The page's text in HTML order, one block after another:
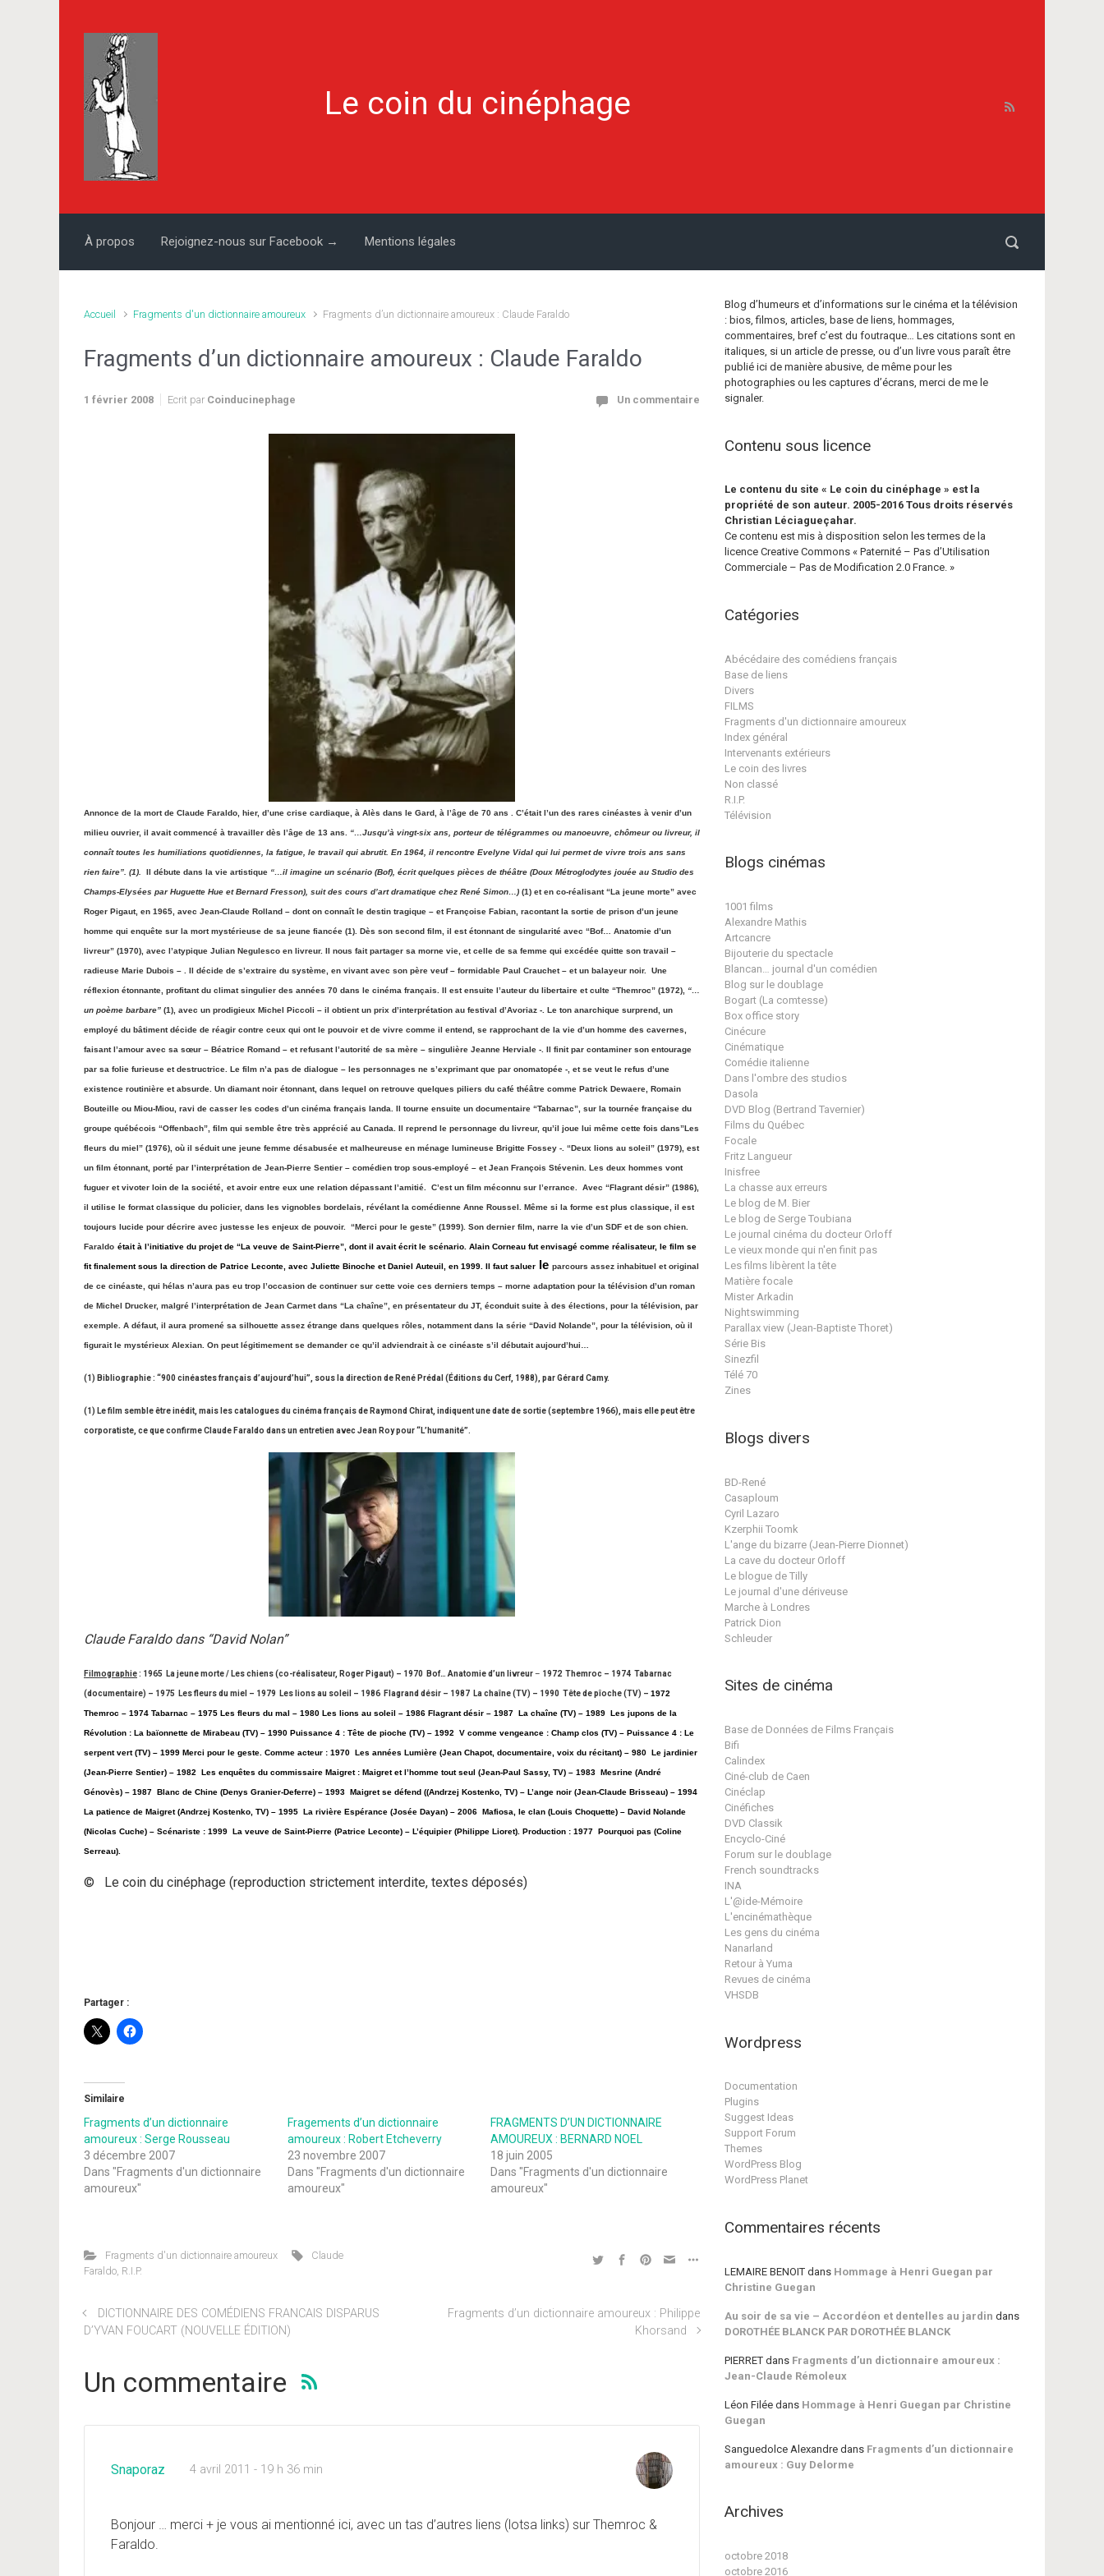
Le coin du cinéphage
À propos Rejoignez-nous sur Facebook → Mentions légales
Accueil Fragments d'un dictionnaire amoureux Fragments d’un dictionnaire amoureux : Claude Faraldo
Fragments d’un dictionnaire amoureux : Claude Faraldo
1 février 2008 Ecrit par Coinducinephage Un commentaire
Annonce de la mort de Claude Faraldo, hier, d’une crise cardiaque, à Alès dans le Gard, à l’âge de 70 ans . C’était l’un des rares cinéastes à venir d’un
milieu ouvrier, il avait commencé à travailler dès l’âge de 13 ans. “…Jusqu’à vingt-six ans, porteur de télégrammes ou manoeuvre, chômeur ou livreur, il
connaît toutes les humiliations quotidiennes, la fatigue, le travail qui abrutit. En 1964, il rencontre Evelyne Vidal qui lui permet de vivre trois ans sans
rien faire”. (1). Il débute dans la vie artistique “…il imagine un scénario (Bof), écrit quelques pièces de théâtre (Doux Métroglodytes jouée au Studio des
Champs-Elysées par Huguette Hue et Bernard Fresson), suit des cours d’art dramatique chez René Simon…) (1) et en co-réalisant “La jeune morte” avec
Roger Pigaut, en 1965, avec Jean-Claude Rolland – dont on connaît le destin tragique – et Françoise Fabian, racontant la sortie de prison d’un jeune
homme qui enquête sur la mort mystérieuse de sa jeune fiancée (1). Dès son second film, il est étonnant de singularité avec “Bof… Anatomie d’un
livreur” (1970), avec l’atypique Julian Negulesco en livreur. Il nous fait partager sa morne vie, et celle de sa femme qui excédée quitte son travail –
radieuse Marie Dubois – . Il décide de s’extraire du système, en vivant avec son père veuf – formidable Paul Crauchet – et un balayeur noir. Une
réflexion étonnante, profitant du climat singulier des années 70 dans le cinéma français. Il est ensuite l’auteur du libertaire et culte “Themroc” (1972), “…
un poème barbare” (1), avec un prodigieux Michel Piccoli – il obtient un prix d’interprétation au festival d’Avoriaz -. Le ton anarchique surprend, un
employé du bâtiment décide de réagir contre ceux qui ont le pouvoir et de vivre comme il entend, se rapprochant de la vie d’un homme des cavernes,
faisant l’amour avec sa sœur – Béatrice Romand – et refusant l’autorité de sa mère – singulière Jeanne Herviale -. Il finit par contaminer son entourage
par sa folie furieuse et destructrice. Le film n’a pas de dialogue – les personnages ne s’exprimant que par onomatopée -, et se veut le refus d’une
existence routinière et absurde. Un diamant noir étonnant, dans lequel on retrouve quelques piliers du café théâtre comme Patrick Dewaere, Romain
Bouteille ou Miou-Miou, ravi de casser les codes d’un cinéma français landa. Il tourne ensuite un documentaire “Tabarnac”, sur la tournée française du
groupe québécois “Offenbach”, film qui semble être très apprécié au Canada. Il reprend le personnage du livreur, qu’il joue lui même cette fois dans”Les
fleurs du miel” (1976), où il séduit une jeune femme désabusée et malheureuse en ménage lumineuse Brigitte Fossey -. “Deux lions au soleil” (1979), est
un film étonnant, porté par l’interprétation de Jean-Pierre Sentier – comédien trop sous-employé – et Jean François Stévenin. Les deux hommes vont
fuguer et vivoter loin de la société, et avoir entre eux une relation dépassant l’amitié. C’est un film méconnu sur l’errance. Avec “Flagrant désir” (1986),
il utilise le format classique du policier, dans les vignobles bordelais, révélant la comédienne Anne Roussel. Même si la forme est plus classique, il est
toujours lucide pour décrire avec justesse les enjeux de pouvoir. “Merci pour le geste” (1999). Son dernier film, narre la vie d’un SDF et de son chien.
Faraldo était à l’initiative du projet de “La veuve de Saint-Pierre”, dont il avait écrit le scénario. Alain Corneau fut envisagé comme réalisateur, le film se
fit finalement sous la direction de Patrice Leconte, avec Juliette Binoche et Daniel Auteuil, en 1999. Il faut saluer le parcours assez inhabituel et original
de ce cinéaste, qui hélas n’aura pas eu trop l’occasion de continuer sur cette voie ces derniers temps – morne adaptation pour la télévision d’un roman
de Michel Drucker, malgré l’interprétation de Jean Carmet dans “La chaîne”, en présentateur du JT, éconduit suite à des élections, pour la télévision, par
exemple. A défaut, il aura promené sa silhouette assez étrange dans quelques rôles, notamment dans la série “David Nolande”, pour la télévision, où il
figurait le mystérieux Alexian. On peut légitimement se demander ce qu’il adviendrait à ce cinéaste s’il débutait aujourd’hui…
(1) Bibliographie : “900 cinéastes français d’aujourd’hui”, sous la direction de René Prédal (Éditions du Cerf, 1988), par Gérard Camy.
(1) Le film semble être inédit, mais les catalogues du cinéma français de Raymond Chirat, indiquent une date de sortie (septembre 1966), mais elle peut être
corporatiste, ce que confirme Claude Faraldo dans un entretien avec Jean Roy pour “L’humanité”.
Claude Faraldo dans “David Nolan”
Filmographie: 1965 La jeune morte / Les chiens (co-réalisateur, Roger Pigaut) – 1970 Bof… Anatomie d’un livreur– 1972 Themroc – 1974 Tabarnac
(documentaire) – 1975 Les fleurs du miel – 1979 Les lions au soleil – 1986 Flagrand désir – 1987 La chaîne (TV) – 1990 Tête de pîoche (TV) – 1972
Themroc – 1974 Tabarnac – 1975 Les fleurs du mal – 1980 Les lions au soleil – 1986 Flagrant désir – 1987 La chaîne (TV) – 1989 Les jupons de la
Révolution : La baïonnette de Mirabeau (TV) – 1990 Puissance 4 : Tête de pioche (TV) – 1992 V comme vengeance : Champ clos (TV) – Puissance 4 : Le
serpent vert (TV) – 1999 Merci pour le geste. Comme acteur : 1970 Les années Lumière (Jean Chapot, documentaire, voix du récitant) – 980 Le jardinier
(Jean-Pierre Sentier) – 1982 Les enquêtes du commissaire Maigret : Maigret et l’homme tout seul (Jean-Paul Sassy, TV) – 1983 Mesrine (André
Génovès) – 1987 Blanc de Chine (Denys Granier-Deferre) – 1993 Maigret se défend ((Andrzej Kostenko, TV) – L’ange noir (Jean-Claude Brisseau) – 1994
La patience de Maigret (Andrzej Kostenko, TV) – 1995 La rivière Espérance (Josée Dayan) – 2006 Mafiosa, le clan (Louis Choquette) – David Nolande
(Nicolas Cuche) – Scénariste : 1999 La veuve de Saint-Pierre (Patrice Leconte) – L’équipier (Philippe Lioret). Production : 1977 Pourquoi pas (Coline
Serreau).
© Le coin du cinéphage (reproduction strictement interdite, textes déposés)
Partager :
Similaire
Fragments d’un dictionnaire
amoureux : Serge Rousseau
3 décembre 2007
Dans "Fragments d'un dictionnaire
amoureux"
Fragements d’un dictionnaire
amoureux : Robert Etcheverry
23 novembre 2007
Dans "Fragments d'un dictionnaire
amoureux"
FRAGMENTS D’UN DICTIONNAIRE
AMOUREUX : BERNARD NOEL
18 juin 2005
Dans "Fragments d'un dictionnaire
amoureux"
Fragments d'un dictionnaire amoureux
Claude
Faraldo R.I.P.
DICTIONNAIRE DES COMÉDIENS FRANCAIS DISPARUS
D’YVAN FOUCART (NOUVELLE ÉDITION)
Fragments d’un dictionnaire amoureux : Philippe
Khorsand
Un commentaire
Snaporaz 4 avril 2011 - 19 h 36 min
Bonjour … merci + je vous ai mentionné ici, avec un tas d’autres liens (lotsa links) sur Themroc &
Faraldo.
Blog d’humeurs et d’informations sur le cinéma et la télévision
: bios, filmos, articles, base de liens, hommages,
commentaires, bref c’est du foutraque… Les citations sont en
italiques, si un article de presse, ou d’un livre vous paraît être
publié ici de manière abusive, de même pour les
photographies ou les captures d’écrans, merci de me le
signaler.
Contenu sous licence
Le contenu du site « Le coin du cinéphage » est la
propriété de son auteur. 2005-2016 Tous droits réservés
Christian Léciagueçahar.
Ce contenu est mis à disposition selon les termes de la
licence Creative Commons « Paternité – Pas d’Utilisation
Commerciale – Pas de Modification 2.0 France. »
Catégories
Abécédaire des comédiens français
Base de liens
Divers
FILMS
Fragments d'un dictionnaire amoureux
Index général
Intervenants extérieurs
Le coin des livres
Non classé
R.I.P.
Télévision
Blogs cinémas
1001 films
Alexandre Mathis
Artcancre
Bijouterie du spectacle
Blancan… journal d'un comédien
Blog sur le doublage
Bogart (La comtesse)
Box office story
Cinécure
Cinématique
Comédie italienne
Dans l'ombre des studios
Dasola
DVD Blog (Bertrand Tavernier)
Films du Québec
Focale
Fritz Langueur
Inisfree
La chasse aux erreurs
Le blog de M. Bier
Le blog de Serge Toubiana
Le journal cinéma du docteur Orloff
Le vieux monde qui n'en finit pas
Les films libèrent la tête
Matière focale
Mister Arkadin
Nightswimming
Parallax view (Jean-Baptiste Thoret)
Série Bis
Sinezfil
Télé 70
Zines
Blogs divers
BD-René
Casaploum
Cyril Lazaro
Kzerphii Toomk
L'ange du bizarre (Jean-Pierre Dionnet)
La cave du docteur Orloff
Le blogue de Tilly
Le journal d'une dériveuse
Marche à Londres
Patrick Dion
Schleuder
Sites de cinéma
Base de Données de Films Français
Bifi
Calindex
Ciné-club de Caen
Cinéclap
Cinéfiches
DVD Classik
Encyclo-Ciné
Forum sur le doublage
French soundtracks
INA
L'@ide-Mémoire
L'encinémathèque
Les gens du cinéma
Nanarland
Retour à Yuma
Revues de cinéma
VHSDB
Wordpress
Documentation
Plugins
Suggest Ideas
Support Forum
Themes
WordPress Blog
WordPress Planet
Commentaires récents
LEMAIRE BENOIT dans Hommage à Henri Guegan par
Christine Guegan
Au soir de sa vie – Accordéon et dentelles au jardin dans
DOROTHÉE BLANCK PAR DOROTHÉE BLANCK
PIERRET dans Fragments d’un dictionnaire amoureux :
Jean-Claude Rémoleux
Léon Filée dans Hommage à Henri Guegan par Christine
Guegan
Sanguedolce Alexandre dans Fragments d’un dictionnaire
amoureux : Guy Delorme
Archives
octobre 2018
octobre 2016